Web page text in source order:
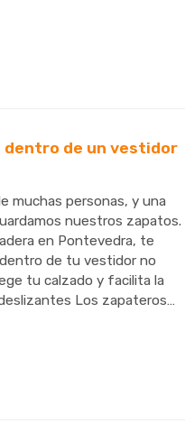
de un vestidor
muchas personas, y una
nuestros zapatos.
en Pontevedra, te
de tu vestidor no
tu calzado y facilita la
Los zapateros